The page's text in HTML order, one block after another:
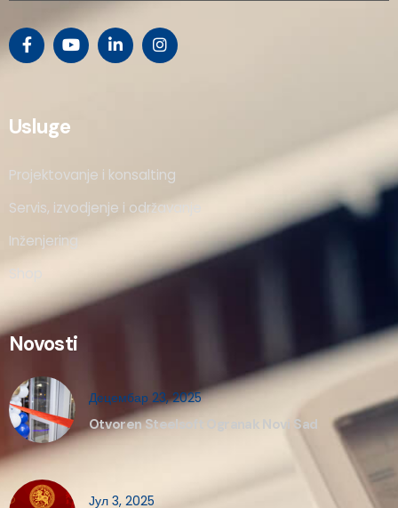
Usluge
Projektovanje i konsalting
Servis, izvodjenje i održavanje
Inženjering
Shop
Novosti
Децембар 23, 2025
Otvoren Steelsoft Ogranak Novi Sad
Јул 3, 2025